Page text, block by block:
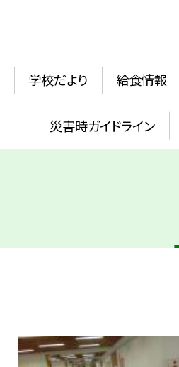
学校だより 給食情報
災害時ガイドライン